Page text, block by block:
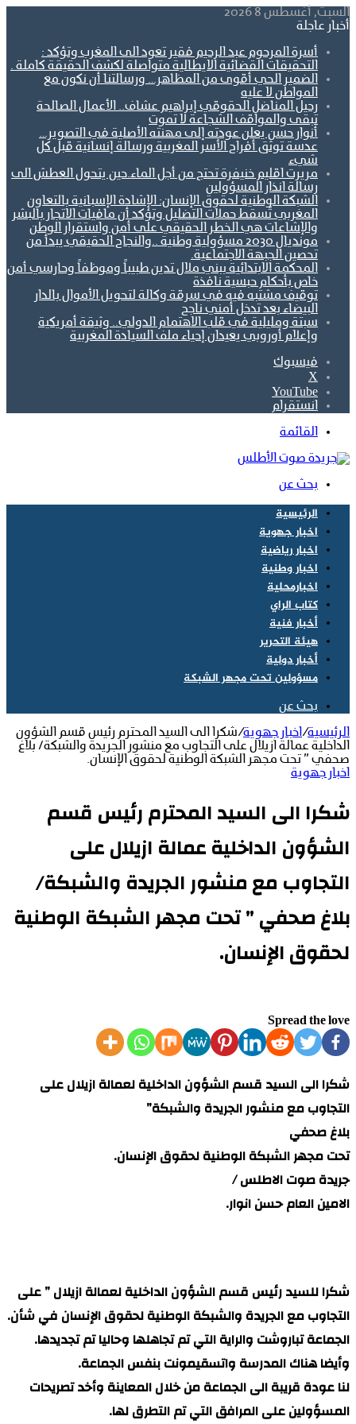
السبت, أغسطس 8 2026
أخبار عاجلة
أسرة المرحوم عبد الرحيم فقير تعود الى المغرب وتؤكد :
التحقيقات القضائية الايطالية متواصلة لكشف الحقيقة كاملة .
الضمير الحي أقوى من المظاهر… ورسالتنا أن نكون مع
المواطن لا عليه
رحيل المناضل الحقوقي إبراهيم عشاف.. الأعمال الصالحة
تبقى والمواقف الشجاعة لا تموت
أنوار حسن يعلن عودته إلى مهنته الأصلية في التصوير…
عدسة توثق أفراح الأسر المغربية ورسالة إنسانية قبل كل
شيء
مريرت اقليم خنيفرة تحتج من أجل الماء.حين يتحول العطش الى
رسالة انذار المسؤولين
الشبكة الوطنية لحقوق الإنسان: الإشادة الإسبانية بالتعاون
المغربي تُسقط حملات التضليل وتؤكد أن مافيات الاتجار بالبشر
والإشاعات هي الخطر الحقيقي على أمن واستقرار الوطن
مونديال 2030 مسؤولية وطنية ..والنجاح الحقيقي يبدأ من
تحصين الجبهة الاجتماعية.
المحكمة الابتدائية ببني ملال تدين طبيباً وموظفاً وحارسي أمن
خاص بأحكام حبسية نافذة
توقيف مشتبه فيه في سرقة وكالة لتحويل الأموال بالدار
البيضاء بعد تدخل أمني ناجح
سبتة ومليلية في قلب الاهتمام الدولي.. وثيقة أمريكية
وإعلام أوروبي يعيدان إحياء ملف السيادة المغربية
فيسبوك
‫X
‫YouTube
انستقرام
القائمة
بحث عن
الرئيسية
اخبار جهوية
اخبار رياضية
اخبار وطنية
اخبارمحلية
كتاب الراي
أخبار فنية
هيئة التحرير
أخبار دولية
مسؤولين تحت مجهر الشبكة
بحث عن
الرئيسية/ اخبار جهوية/شكرا الى السيد المحترم رئيس قسم الشؤون
الداخلية عمالة ازيلال على التجاوب مع منشور الجريدة والشبكة/ بلاغ
صحفي ” تحت مجهر الشبكة الوطنية لحقوق الإنسان.
اخبار جهوية
شكرا الى السيد المحترم رئيس قسم
الشؤون الداخلية عمالة ازيلال على
التجاوب مع منشور الجريدة والشبكة/
بلاغ صحفي ” تحت مجهر الشبكة الوطنية
لحقوق الإنسان.
Spread the love
شكرا الى السيد قسم الشؤون الداخلية لعمالة ازيلال على
التجاوب مع منشور الجريدة والشبكة”
بلاغ صحفي
تحت مجهر الشبكة الوطنية لحقوق الإنسان.
جريدة صوت الاطلس /
الامين العام حسن انوار.
شكرا للسيد رئيس قسم الشؤون الداخلية لعمالة ازيلال ” على
التجاوب مع الجريدة والشبكة الوطنية لحقوق الإنسان في شأن.
الجماعة تباروشت والراية التي تم تجاهلها وحاليا تم تجديدها.
وأيضا هناك المدرسة واتسقيمونت بنفس الجماعة.
لنا عودة قريبة الى الجماعة من خلال المعاينة وأخد تصريحات
المسؤولين على المرافق التي تم التطرق لها.